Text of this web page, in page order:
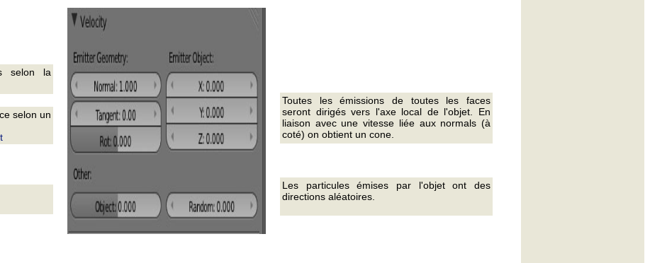
selon la
Les particules émises par l'objet ont des
directions aléatoires.
Toutes les émissions de toutes les faces
seront dirigés vers l'axe local de l'objet. En
liaison avec une vitesse liée aux normals (à
coté) on obtient un cone.
selon un